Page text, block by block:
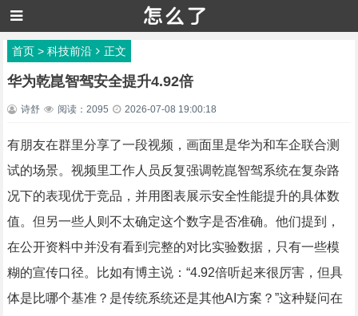
首页> 科技前沿 正文
华为乾崑智驾安全提升4.92倍
诗舒 阅读：2095 2026-07-08 19:00:18
有朋友在群里分享了一段视频，画面里是华为和车企联合测
试的场景。视频里工作人员反复强调乾崑智驾系统在复杂路
况下的表现优于竞品，并用图表展示安全性能提升的具体数
值。但另一些人则不太确定这个数字是否准确。他们提到，
在公开资料中并没有看到完整的对比实验数据，只有一些模
糊的宣传口径。比如有博主说：“4.92倍听起来很厉害，但具
体是比哪个基准？是传统系统还是其他AI方案？”这种疑问在